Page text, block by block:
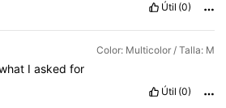
Útil (0)
Color: Multicolor / Talla: M
Iaskedfor
Útil (0)